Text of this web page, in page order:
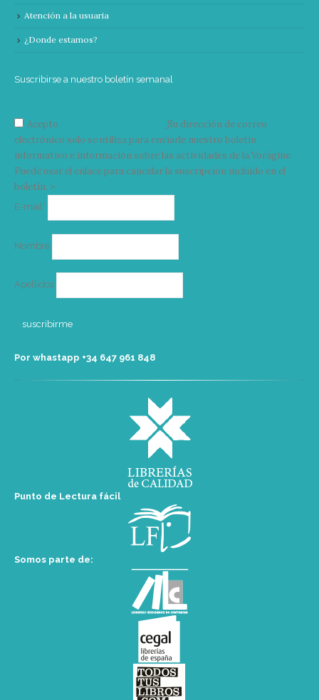
Atención a la usuaria
¿Donde estamos?
Suscribirse a nuestro boletín semanal
Acepto
Su dirección de correo
electrónico solo se utiliza para enviarle nuestro boletín
informativo e información sobre las actividades de la Vorágine.
Puede usar el enlace para cancelar la suscripción incluido en el
boletín. >
E-mail*
Nombre
Apellidos
Por whastapp +34 ‭647 961 848‬
Punto de Lectura fácil
Somos parte de: